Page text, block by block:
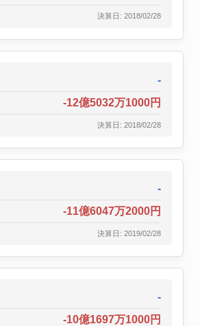
決算日: 2018/02/28
-
-12億5032万1000円
決算日: 2018/02/28
-
-11億6047万2000円
決算日: 2019/02/28
-
-10億1697万1000円